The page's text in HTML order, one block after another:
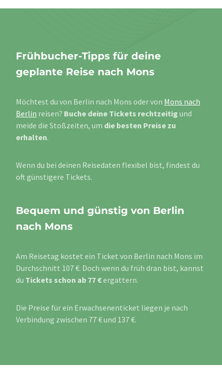
Frühbucher-Tipps für deine
geplante Reise nach Mons
Möchtest du von Berlin nach Mons oder von Mons nach
Berlin reisen? Buche deine Tickets rechtzeitig und
meide die Stoßzeiten, um die besten Preise zu
erhalten.
Wenn du bei deinen Reisedaten flexibel bist, findest du
oft günstigere Tickets.
Bequem und günstig von Berlin
nach Mons
Am Reisetag kostet ein Ticket von Berlin nach Mons im
Durchschnitt 107 €. Doch wenn du früh dran bist, kannst
du Tickets schon ab 77 €ergattern.
Die Preise für ein Erwachsenenticket liegen je nach
Verbindung zwischen 77 € und 137 €.